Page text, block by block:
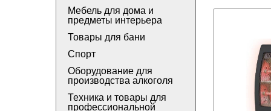
Мебель для дома и
предметы интерьера
Товары для бани
Спорт
Оборудование для
производства алкоголя
Техника и товары для
профессиональной